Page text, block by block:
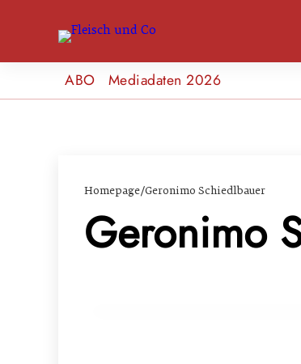
ABO Mediadaten 2026
Homepage/Geronimo Schiedlbauer
Geronimo